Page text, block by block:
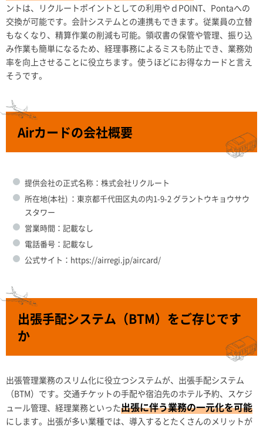
ントは、リクルートポイントとしての利用やｄPOINT、Pontaへの
交換が可能です。会計システムとの連携もできます。従業員の立替
もなくなり、精算作業の削減も可能。領収書の保管や管理、振り込
み作業も簡単になるため、経理事務によるミスも防止でき、業務効
率を向上させることに役立ちます。使うほどにお得なカードと言え
そうです。
Airカードの会社概要
提供会社の正式名称：株式会社リクルート
所在地(本社) ：東京都千代田区丸の内1-9-2 グラントウキョウサウ
スタワー
営業時間：記載なし
電話番号：記載なし
公式サイト：https://airregi.jp/aircard/
出張手配システム（BTM）をご存じです
か
出張管理業務のスリム化に役立つシステムが、出張手配システム
（BTM）です。交通チケットの手配や宿泊先のホテル予約、スケジ
ュール管理、経理業務といった出張に伴う業務の一元化を可能
にします。出張が多い業種では、導入するとたくさんのメリットが